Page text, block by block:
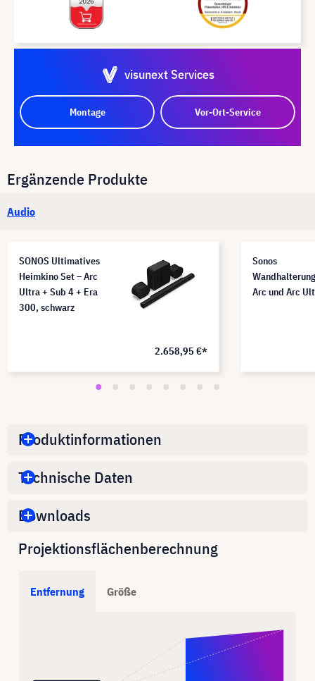
visunext Services
Montage Vor-Ort-Service
Ergänzende Produkte
Audio
SONOS Ultimatives
Heimkino Set – Arc
Ultra + Sub 4 + Era
300, schwarz
2.658,95 €*
Sonos
Arc und Arc
Produktinformationen
Technische Daten
Downloads
Projektionsflächenberechnung
Entfernung Größe